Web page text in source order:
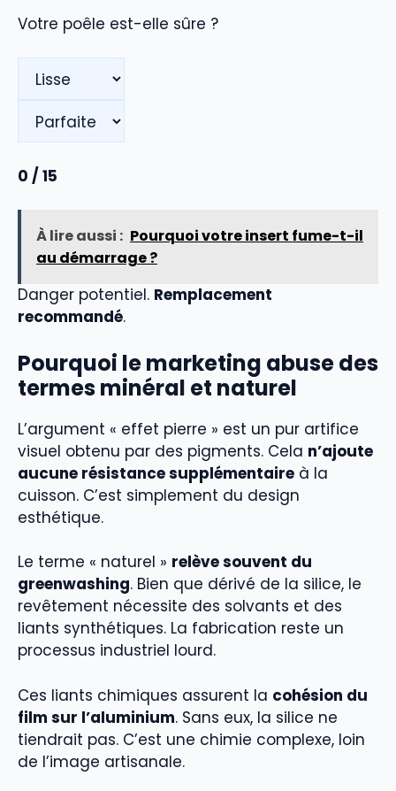
Votre poêle est-elle sûre ?
0 / 15
À lire aussi : Pourquoi votre insert fume-t-il
au démarrage ?
Danger potentiel. Remplacement
recommandé.
Pourquoi le marketing abuse des
termes minéral et naturel
L’argument « effet pierre » est un pur artifice
visuel obtenu par des pigments. Cela n’ajoute
aucune résistance supplémentaire à la
cuisson. C’est simplement du design
esthétique.
Le terme « naturel » relève souvent du
greenwashing. Bien que dérivé de la silice, le
revêtement nécessite des solvants et des
liants synthétiques. La fabrication reste un
processus industriel lourd.
Ces liants chimiques assurent la cohésion du
film sur l’aluminium. Sans eux, la silice ne
tiendrait pas. C’est une chimie complexe, loin
de l’image artisanale.